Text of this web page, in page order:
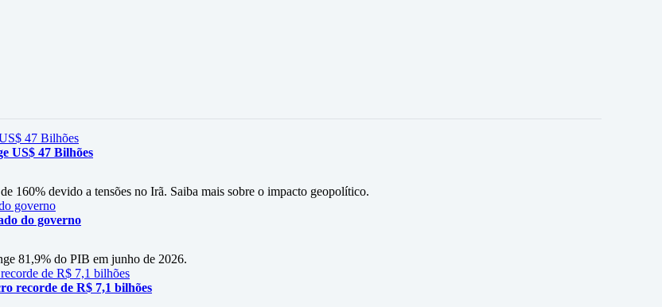
US$ 47 Bilhões
160% devido a tensões no Irã. Saiba mais sobre o impacto geopolítico.
do governo
81,9% do PIB em junho de 2026.
recorde de R$ 7,1 bilhões